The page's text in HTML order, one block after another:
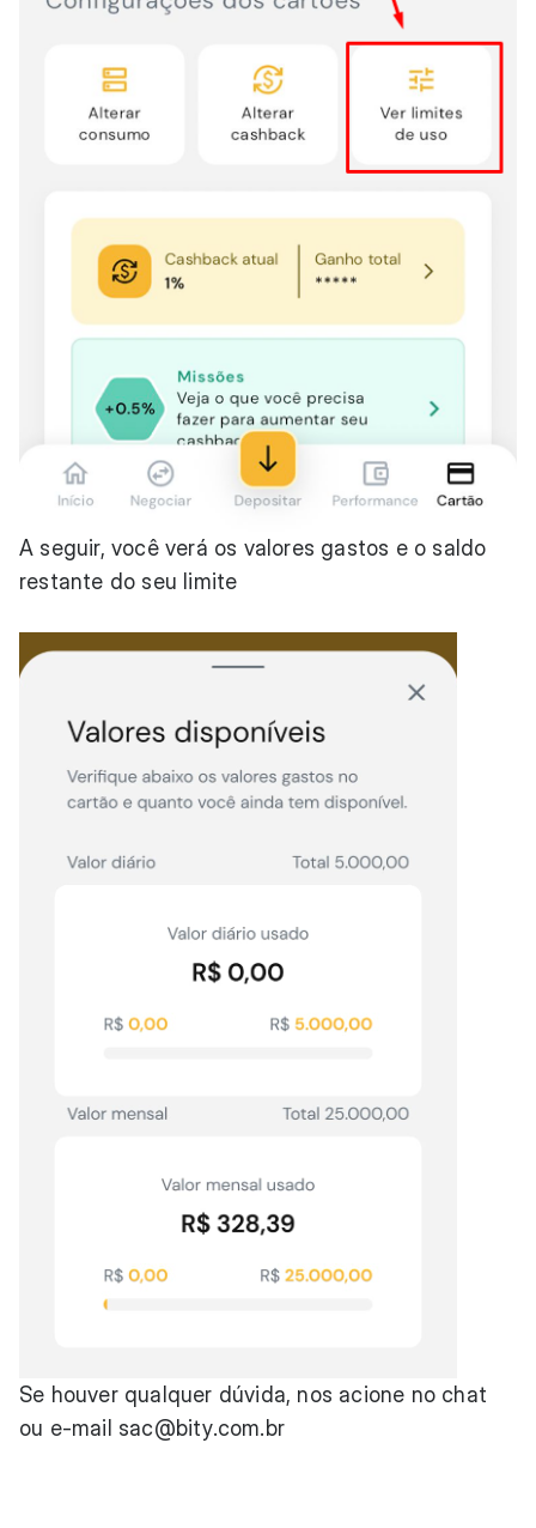
A seguir, você verá os valores gastos e o saldo
restante do seu limite
Se houver qualquer dúvida, nos acione no chat
ou e-mail sac@bity.com.br